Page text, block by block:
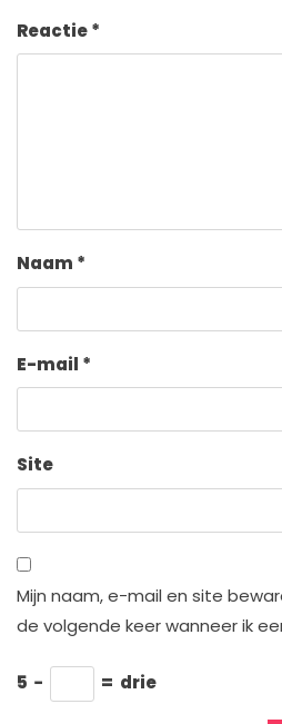
Reactie*
Naam *
E-mail *
Site
Mijn naam, e-mail en site
de volgende keer wanneer ik
5 − = drie